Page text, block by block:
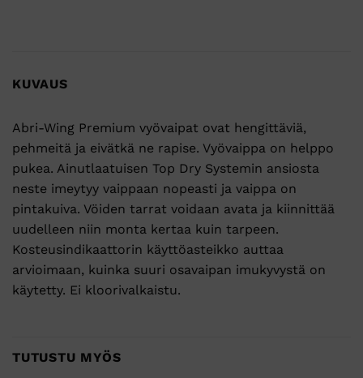
KUVAUS
Abri-Wing Premium vyövaipat ovat hengittäviä,
pehmeitä ja eivätkä ne rapise. Vyövaippa on helppo
pukea. Ainutlaatuisen Top Dry Systemin ansiosta
neste imeytyy vaippaan nopeasti ja vaippa on
pintakuiva. Vöiden tarrat voidaan avata ja kiinnittää
uudelleen niin monta kertaa kuin tarpeen.
Kosteusindikaattorin käyttöasteikko auttaa
arvioimaan, kuinka suuri osavaipan imukyvystä on
käytetty. Ei kloorivalkaistu.
TUTUSTU MYÖS